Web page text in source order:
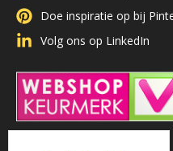
Doe inspiratie op bij
Volg ons op LinkedIn